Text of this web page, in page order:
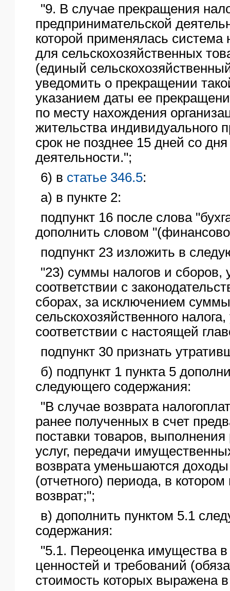
"9. В случае прекращения
предпринимательской
которой применялась система
для сельскохозяйственных
(единый
уведомить о прекращении
указанием даты ее
по месту нахождения
жительства индивидуального
срок не позднее 15 дней со
деятельности.";
6) в статье 346.5:
а) в пункте 2:
подпункт 16 после слова
дополнить словом
подпункт 23 изложить в
"23) суммы налогов и сборов,
соответствии с
сборах, за исключением
сельскохозяйственного
соответствии с настоящей
подпункт 30 признать
б) подпункт 1 пункта 5
следующего содержания:
"В случае возврата
ранее полученных в счет
поставки товаров, выполнения
услуг, передачи
возврата уменьшаются доходы
(отчетного) периода, в
возврат;";
в) дополнить пунктом 5.1
содержания:
"5.1. Переоценка имущества
ценностей и требований
стоимость которых выражена